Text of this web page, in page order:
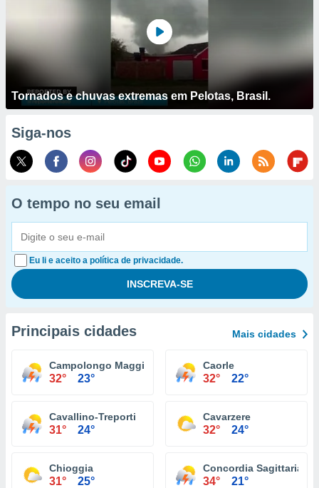
Tornados e chuvas extremas em Pelotas, Brasil.
Siga-nos
O tempo no seu email
Eu li e aceito a política de privacidade.
Principais cidades Mais cidades
Campolongo Maggiore
32° 23°
Caorle
32° 22°
Cavallino-Treporti
31° 24°
Cavarzere
32° 24°
Chioggia
31° 25°
Concordia Sagittaria
34° 21°